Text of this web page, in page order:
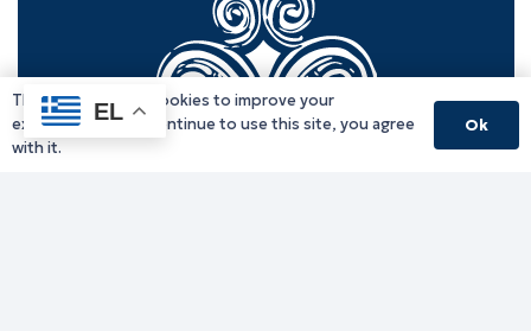
EL
This website uses cookies to improve your
experience. If you continue to use this site, you agree
with it.
Ok